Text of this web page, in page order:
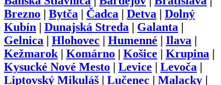
Brezno | Bytča | Čadca | Detva | Dolný
Kubín | Dunajská Streda | Galanta |
Gelnica | Hlohovec | Humenné | Ilava |
Kežmarok | Komárno | Košice | Krupina |
Kysucké Nové Mesto | Levice | Levoča |
Liptovský Mikuláš | Lučenec | Malacky |